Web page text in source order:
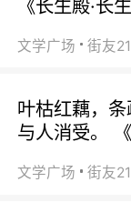
《长生殿·长
文学广场
叶枯红藕，
与人消受。
文学广场